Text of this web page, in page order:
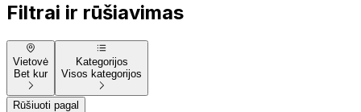
Filtrai ir rūšiavimas
Vietovė
Bet kur
Kategorijos
Visos kategorijos
Rūšiuoti pagal